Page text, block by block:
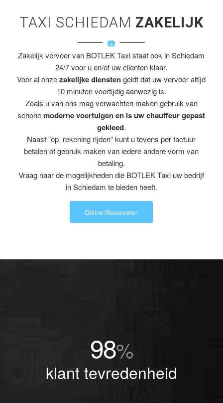
TAXI SCHIEDAM ZAKELIJK
Zakelijk vervoer van BOTLEK Taxi staat ook in Schiedam
24/7 voor u en/of uw clienten klaar.
Voor al onzezakelijke dienstengeldt dat uw vervoer altijd
10 minuten voortijdig aanwezig is.
Zoals u van ons mag verwachten maken gebruik van
schone moderne voertuigen en is uw chauffeur gepast
gekleed.
Naast ”op rekening rijden” kunt u tevens per factuur
betalen of gebruik maken van iedere andere vorm van
betaling.
Vraag naar de mogelijkheden die BOTLEK Taxi uw bedrijf
in Schiedam te bieden heeft.
Online Reserveren
98%
klant tevredenheid